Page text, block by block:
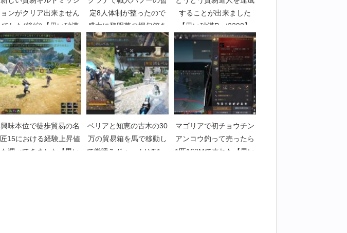
ョンがクリア出来ません
でした(後編)【黒い砂漠
Part999】
定8人体制が整ったので
盛大に黎明草の梱包箱を
制作開始【黒い砂漠
Part4366】
することが出来ました
【黒い砂漠Part2298】
興味本位で徒歩貿易の名
匠15における経験上昇値
も調べてきました【黒い
ベリアと知恵の古木の30
万の貿易箱を馬で移動し
て微睡みドゥームLV51へ
マゴリアで初チョウチン
アンコウ釣って売ったら
1匹163Mで売れた【黒い